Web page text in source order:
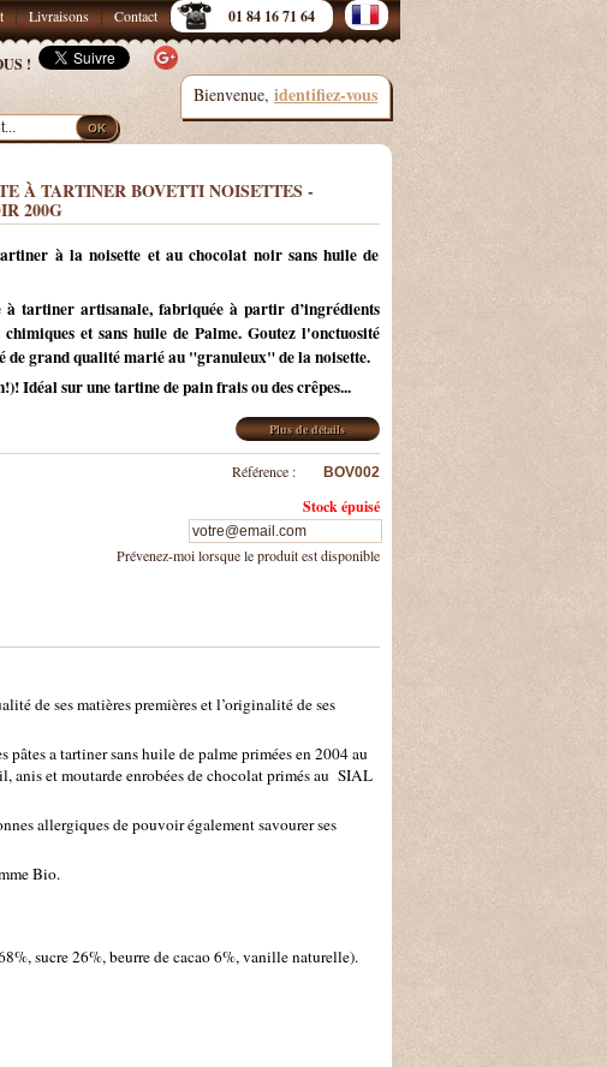
Livraisons Contact 01 84 16 71 64
!
Bienvenue, identifiez-vous
À TARTINER BOVETTI NOISETTES -
200G
à la noisette et au chocolat noir sans huile de
à tartiner artisanale, fabriquée à partir d’ingrédients
et sans huile de Palme. Goutez l'onctuosité
de grand qualité marié au "granuleux" de la noisette.
Idéal sur une tartine de pain frais ou des crêpes...
Plus de détails
Référence : BOV002
Stock épuisé
Prévenez-moi lorsque le produit est disponible
de ses matières premières et l’originalité de ses
a tartiner sans huile de palme primées en 2004 au
anis et moutarde enrobées de chocolat primés au SIAL
allergiques de pouvoir également savourer ses
Bio.
sucre 26%, beurre de cacao 6%, vanille naturelle).